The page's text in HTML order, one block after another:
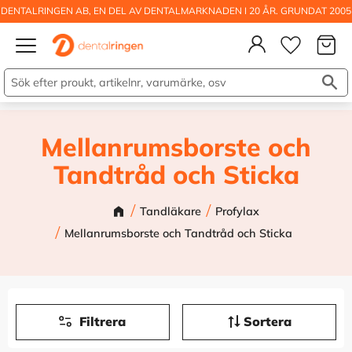
DENTALRINGEN AB, EN DEL AV DENTALMARKNADEN I 20 ÅR. GRUNDAT 2005
Mellanrumsborste och
Tandtråd och Sticka
Tandläkare
Profylax
Mellanrumsborste och Tandtråd och Sticka
Filtrera Sortera